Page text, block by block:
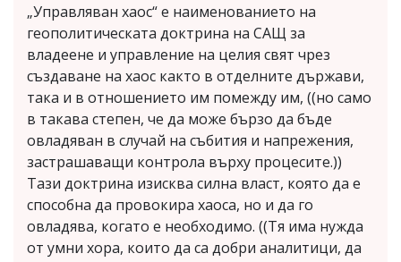
„Управляван хаос“ е наименованието на
геополитическата доктрина на САЩ за
владеене и управление на целия свят чрез
създаване на хаос както в отделните държави,
така и в отношението им помежду им, ((но само
в такава степен, че да може бързо да бъде
овладяван в случай на събития и напрежения,
застрашаващи контрола върху процесите.))
Тази доктрина изисква силна власт, която да е
способна да провокира хаоса, но и да го
овладява, когато е необходимо. ((Тя има нужда
от умни хора, които да са добри аналитици, да